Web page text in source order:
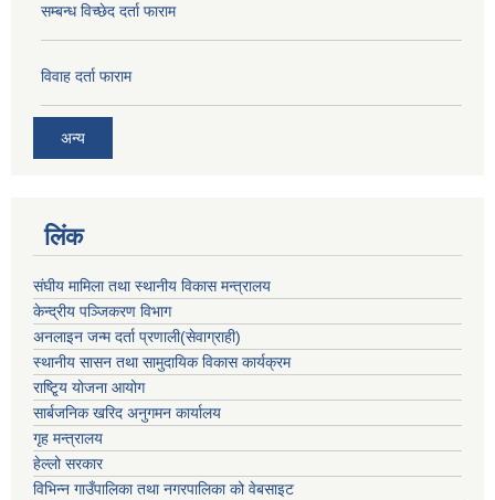
सम्बन्ध विच्छेद दर्ता फाराम
विवाह दर्ता फाराम
अन्य
लिंक
संघीय मामिला तथा स्थानीय विकास मन्त्रालय
केन्द्रीय पञ्जिकरण विभाग
अनलाइन जन्म दर्ता प्रणाली(सेवाग्राही)
स्थानीय सासन तथा सामुदायिक विकास कार्यक्रम
राष्टि्ृय योजना आयोग
सार्बजनिक खरिद अनुगमन कार्यालय
गृह मन्त्रालय
हेल्लो सरकार
विभिन्न गाउँपालिका तथा नगरपालिका को वेबसाइट